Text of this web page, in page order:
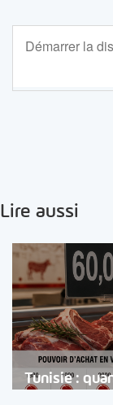
Lire aussi
Tunisie :